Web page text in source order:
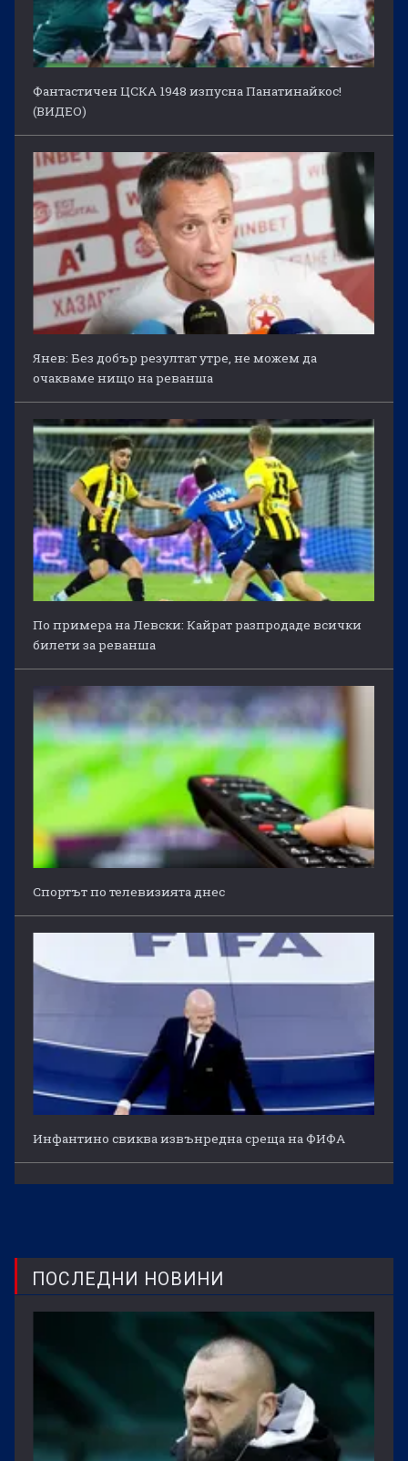
Фантастичен ЦСКА 1948 изпусна Панатинайкос!
(ВИДЕО)
Янев: Без добър резултат утре, не можем да
очакваме нищо на реванша
По примера на Левски: Кайрат разпродаде всички
билети за реванша
Спортът по телевизията днес
Инфантино свиква извънредна среща на ФИФА
ПОСЛЕДНИ НОВИНИ